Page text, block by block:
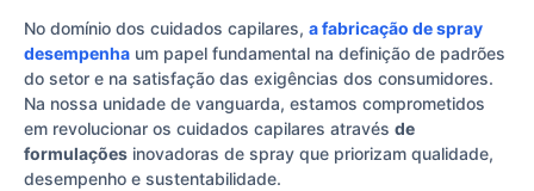
No domínio dos cuidados capilares, a fabricação de spray
desempenha um papel fundamental na definição de padrões
do setor e na satisfação das exigências dos consumidores.
Na nossa unidade de vanguarda, estamos comprometidos
em revolucionar os cuidados capilares através de
formulações inovadoras de spray que priorizam qualidade,
desempenho e sustentabilidade.